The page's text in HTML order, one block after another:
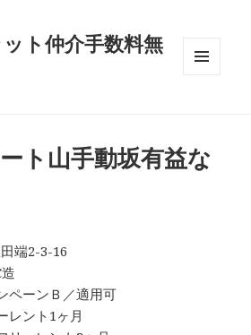
ト仲介手数料無
ト山手動坂有益な
端2-3-16
ペーンＢ／適用可
レント1ヶ月